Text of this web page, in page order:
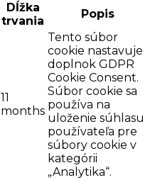
Dĺžka
trvania
Popis
11
months
Tento súbor
cookie nastavuje
doplnok GDPR
Cookie Consent.
Súbor cookie sa
používa na
uloženie súhlasu
používateľa pre
súbory cookie v
kategórii
„Analytika“.